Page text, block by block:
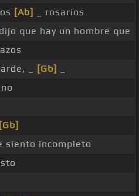
[Ab]
_ rosarios
que hay un hombre que
_ [Gb]
[Gb]
siento incompleto